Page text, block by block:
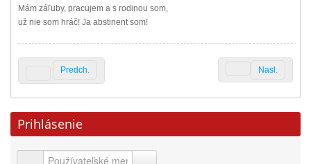
Mám záľuby, pracujem a s rodinou som,
už nie som hráč! Ja abstinent som!
Predch. Nasl.
Prihlásenie